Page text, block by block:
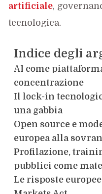
artificiale,
tecnologica.
Indice degli
AI come
concentrazione
Il lock-in
una gabbia
Open source e
europea alla
Profilazione,
pubblici come
Le risposte